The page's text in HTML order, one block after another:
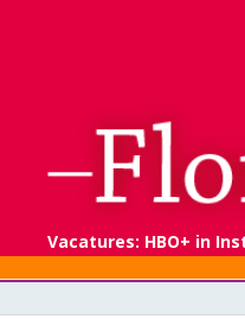
Vacatures: HBO+ in